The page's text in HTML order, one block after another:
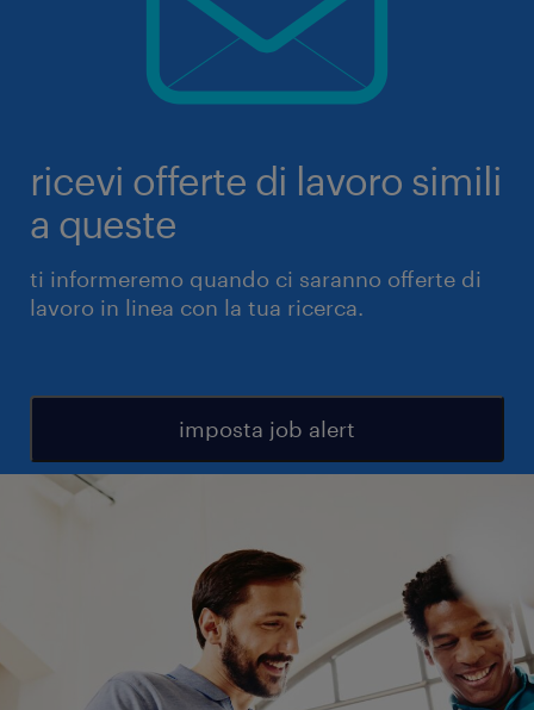
ricevi offerte di lavoro simili
a queste
ti informeremo quando ci saranno offerte di
lavoro in linea con la tua ricerca.
imposta job alert